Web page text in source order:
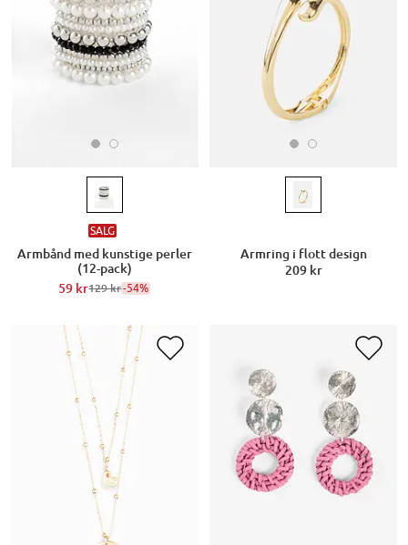
SALG
Armbånd med kunstige perler
(12-pack)
59 kr129 kr-54%
Armring i flott design
209 kr